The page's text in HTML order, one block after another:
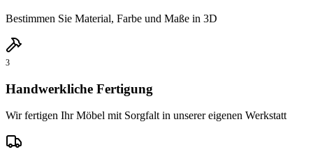
Bestimmen Sie Material, Farbe und Maße in 3D
3
Handwerkliche Fertigung
Wir fertigen Ihr Möbel mit Sorgfalt in unserer eigenen Werkstatt